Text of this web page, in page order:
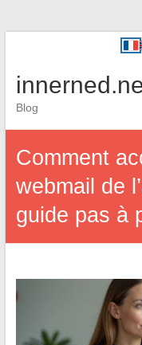
Blog
Comment
webmail de
guide pas à